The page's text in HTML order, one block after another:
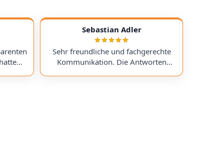
ein
I
Sebastian Adler
Sehr freundliche und fachgerechte
Kommunikation. Die Antworten